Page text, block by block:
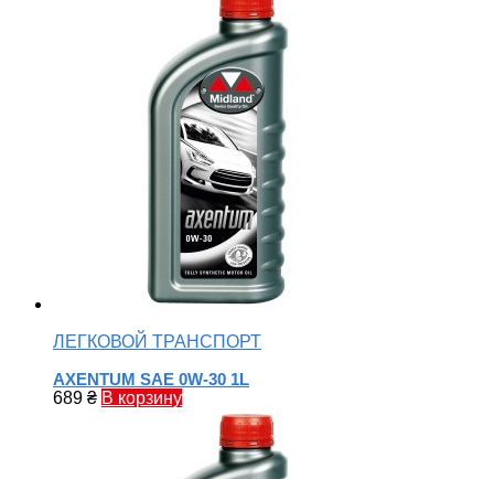
ЛЕГКОВОЙ ТРАНСПОРТ
AXENTUM SAE 0W-30 1L
689 ₴ В корзину